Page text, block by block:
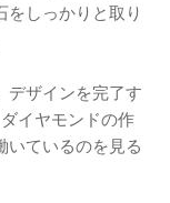
をしっかりと取り
デザインを完了す
イヤモンドの作
いているのを見る